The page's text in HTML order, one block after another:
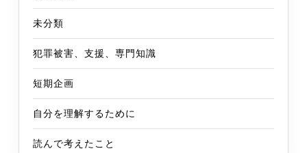
未分類
犯罪被害、支援、専門知識
短期企画
自分を理解するために
読んで考えたこと